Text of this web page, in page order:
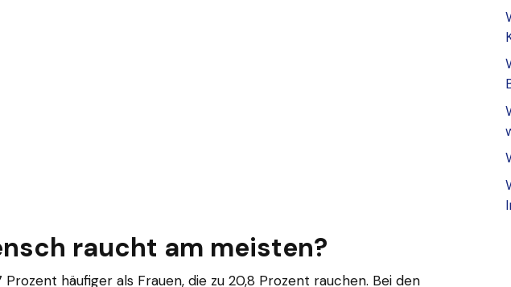
raucht am meisten?
häufiger als Frauen, die zu 20,8 Prozent rauchen. Bei den